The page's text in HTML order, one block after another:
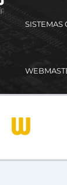
SISTEMAS